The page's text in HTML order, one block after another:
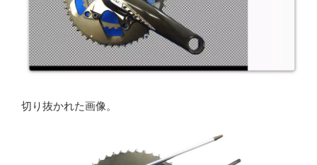
切り抜かれた画像。